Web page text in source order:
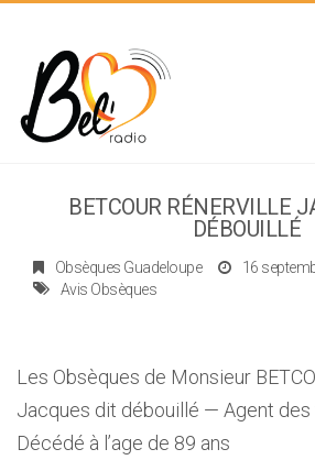
BETCOUR RÉNERVILLE
DÉBOUILLÉ
Obsèques Guadeloupe
16
Avis Obsèques
Les Obsèques de Monsieur
Jacques dit débouillé — Agent des
Décédé à l’age de 89 ans